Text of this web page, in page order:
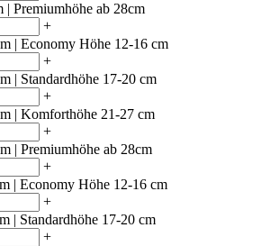
| Premiumhöhe ab 28cm
+
| Economy Höhe 12-16 cm
+
| Standardhöhe 17-20 cm
+
| Komforthöhe 21-27 cm
+
| Premiumhöhe ab 28cm
+
| Economy Höhe 12-16 cm
+
| Standardhöhe 17-20 cm
+